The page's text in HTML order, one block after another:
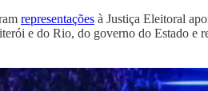
representações à Justiça Eleitoral
e do Rio, do governo do Estado e